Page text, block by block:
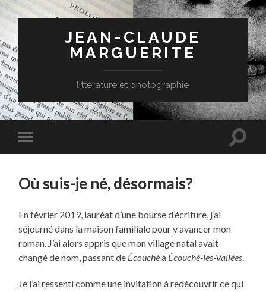
JEAN-CLAUDE
MARGUERITE
littérature et photographie
Toggle
mobile
Toggle
Où suis-je né, désormais?
En février 2019, lauréat d’une bourse d’écriture, j’ai
séjourné dans la maison familiale pour y avancer mon
roman. J’ai alors appris que mon village natal avait
changé de nom, passant de Écouchéà Écouché-les-Vallées
Je l’ai ressenti comme une invitation à redécouvrir ce qui